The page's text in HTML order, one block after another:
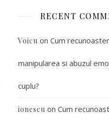
RECENT
Voicu on Cum
manipularea si abuzul
cuplu?
ionescu on Cum